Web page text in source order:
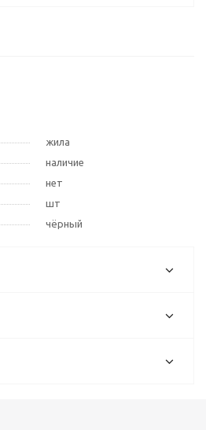
жила
наличие
нет
шт
чёрный